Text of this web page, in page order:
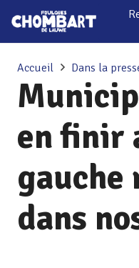
Accueil Dans la
en finir
gauche
dans